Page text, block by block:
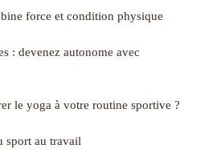
force et condition physique
: devenez autonome avec
le yoga à votre routine sportive ?
sport au travail